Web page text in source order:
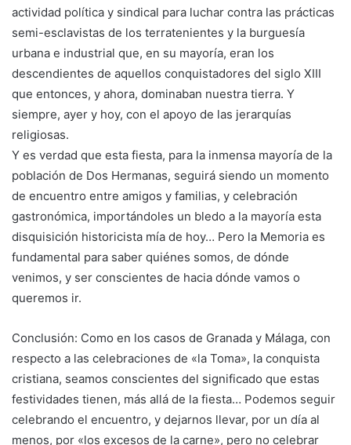
actividad política y sindical para luchar contra las prácticas
semi-esclavistas de los terratenientes y la burguesía
urbana e industrial que, en su mayoría, eran los
descendientes de aquellos conquistadores del siglo XIII
que entonces, y ahora, dominaban nuestra tierra. Y
siempre, ayer y hoy, con el apoyo de las jerarquías
religiosas.
Y es verdad que esta fiesta, para la inmensa mayoría de la
población de Dos Hermanas, seguirá siendo un momento
de encuentro entre amigos y familias, y celebración
gastronómica, importándoles un bledo a la mayoría esta
disquisición historicista mía de hoy… Pero la Memoria es
fundamental para saber quiénes somos, de dónde
venimos, y ser conscientes de hacia dónde vamos o
queremos ir.
Conclusión: Como en los casos de Granada y Málaga, con
respecto a las celebraciones de «la Toma», la conquista
cristiana, seamos conscientes del significado que estas
festividades tienen, más allá de la fiesta… Podemos seguir
celebrando el encuentro, y dejarnos llevar, por un día al
menos, por «los excesos de la carne», pero no celebrar